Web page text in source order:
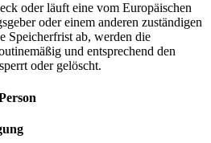
oder läuft eine vom Europäischen
oder einem anderen zuständigen
Speicherfrist ab, werden die
und entsprechend den
oder gelöscht.